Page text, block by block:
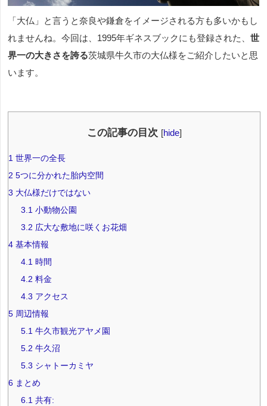
「大仏」と言うと奈良や鎌倉をイメージされる方も多いかもし
れませんね。今回は、1995年ギネスブックにも登録された、 世
界一の大きさを誇る茨城県牛久市の大仏様をご紹介したいと思
います。
この記事の目次 [hide]
1 世界一の全長
2 5つに分かれた胎内空間
3 大仏様だけではない
3.1 小動物公園
3.2 広大な敷地に咲くお花畑
4 基本情報
4.1 時間
4.2 料金
4.3 アクセス
5 周辺情報
5.1 牛久市観光アヤメ園
5.2 牛久沼
5.3 シャトーカミヤ
6 まとめ
6.1 共有: